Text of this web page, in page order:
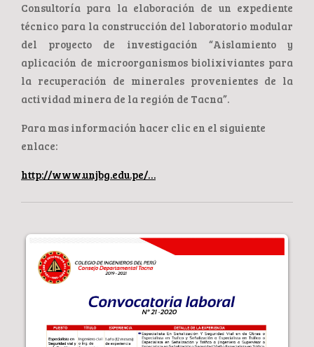
Consultoría para la elaboración de un expediente
técnico para la construcción del laboratorio modular
del proyecto de investigación “Aislamiento y
aplicación de microorganismos biolixiviantes para
la recuperación de minerales provenientes de la
actividad minera de la región de Tacna”.
Para mas información hacer clic en el siguiente
enlace:
http://www.unjbg.edu.pe/…